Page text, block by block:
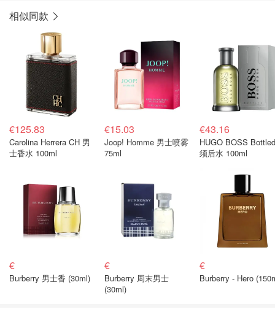
相似同款
€125.83
Carolina Herrera CH 男
士香水 100ml
€15.03
Joop! Homme 男士喷雾
75ml
€43.16
HUGO BOSS Bottled
须后水 100ml
€
Burberry 男士香 (30ml)
€
Burberry 周末男士
(30ml)
€
Burberry - Hero